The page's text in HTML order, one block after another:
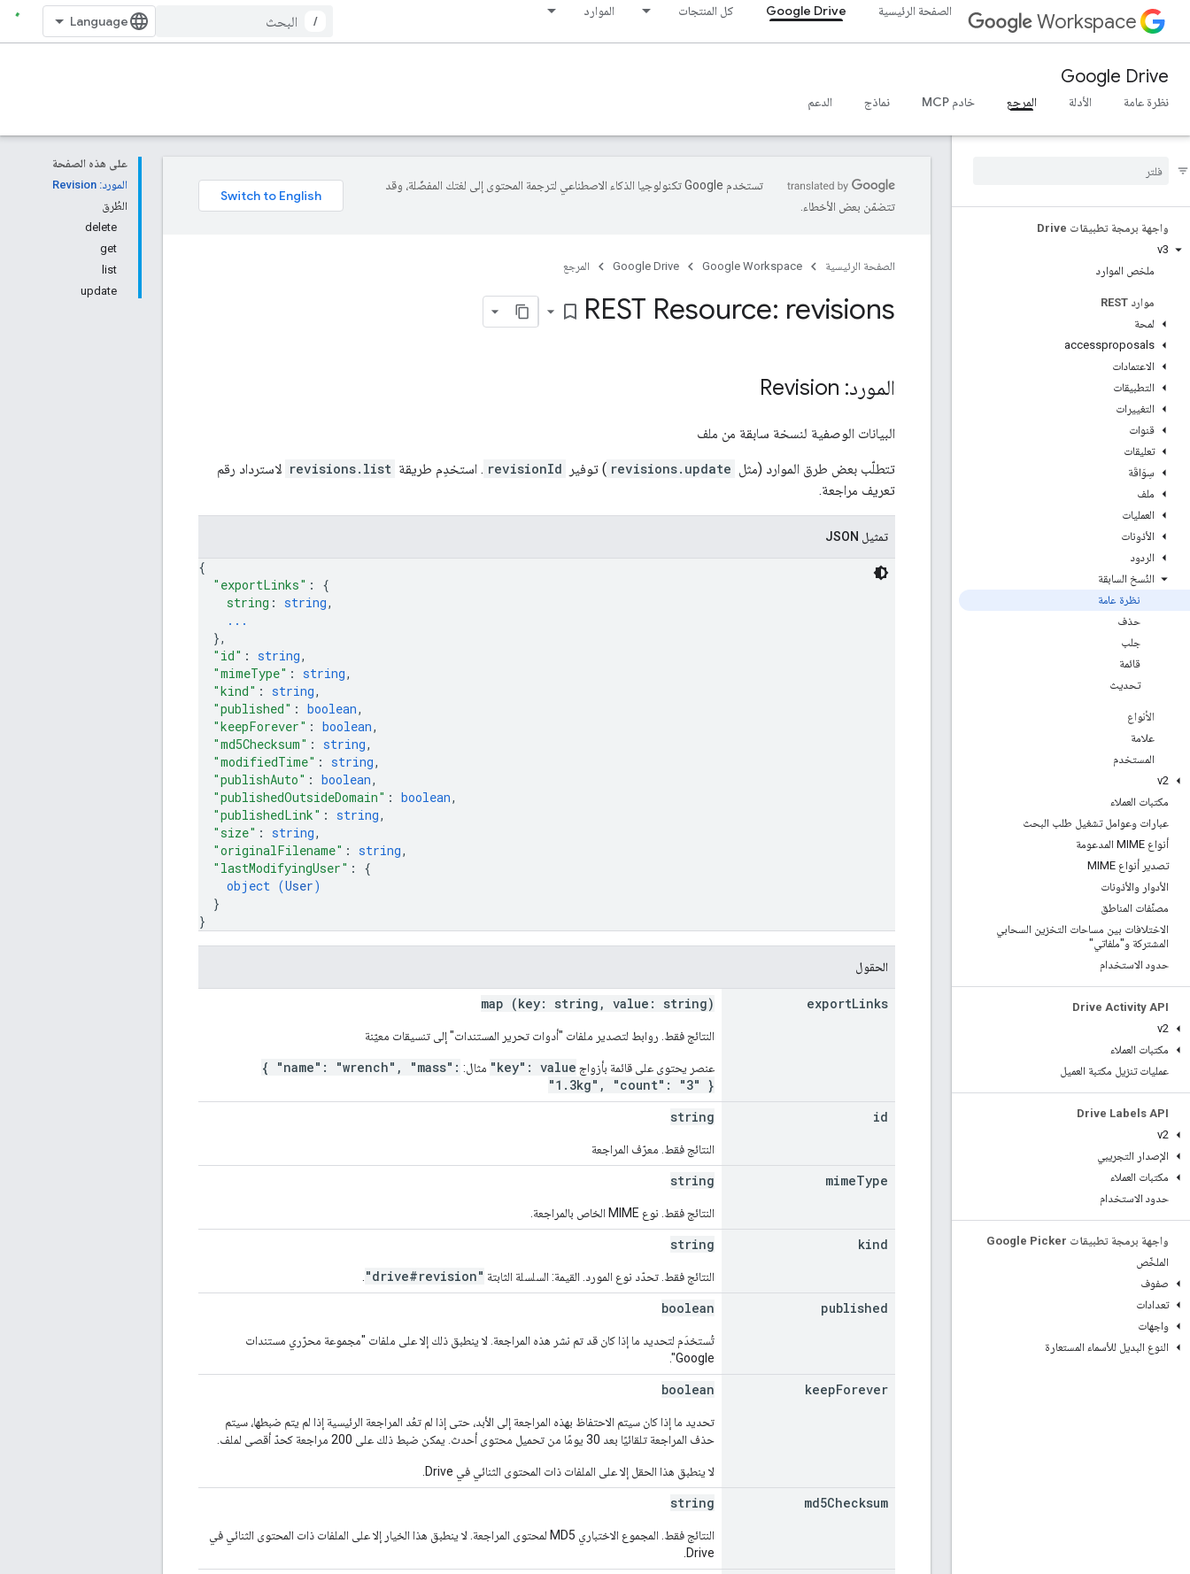
Workspace الصفحة الرئيسية Google Drive كل المنتجات الموارد
/
Google Drive
نظرة عامة الأدلة المرجع خادم MCP نماذج الدعم
واجهة برمجة تطبيقات Drive
v3
ملخص الموارد
موارد REST
لمحة
accessproposals
الاعتمادات
التطبيقات
التغييرات
قنوات
تعليقات
سِوَاقَة
ملف
العمليات
الأذونات
الردود
النُسخ السابقة
نظرة عامة
حذف
جلب
قائمة
تحديث
الأنواع
علامة
المستخدم
v2
مكتبات العملاء
عبارات وعوامل تشغيل طلب البحث
أنواع MIME المدعومة
تصدير أنواع MIME
الأدوار والأذونات
مصنِّفات المناطق
الاختلافات بين مساحات التخزين السحابي
المشتركة و"ملفاتي"
حدود الاستخدام
Drive Activity API
v2
مكتبات العملاء
عمليات تنزيل مكتبة العميل
Drive Labels API
v2
الإصدار التجريبي
مكتبات العملاء
حدود الاستخدام
واجهة برمجة تطبيقات Google Picker
الملخّص
صفوف
تعدادات
واجهات
النوع البديل للأسماء المستعارة
على هذه الصفحة
المورد: Revision
الطُرق
delete
get
list
update
تستخدم Google تكنولوجيا الذكاء الاصطناعي لترجمة المحتوى إلى لغتك المفضّلة، وقد
تتضمّن بعض الأخطاء.
الصفحة الرئيسية Google Workspace
Google Drive المرجع
REST Resource: revisions
bookmark_border
المورد: Revision
البيانات الوصفية لنسخة سابقة من ملف
تتطلّب بعض طرق الموارد (مثل revisions.update ) توفير revisionId . استخدِم طريقة revisions.list لاسترداد رقم
تعريف مراجعة.
تمثيل JSON
{
"exportLinks" : {
string : string,
...
},
"id" : string,
"mimeType" : string,
"kind" : string,
"published" : boolean,
"keepForever" : boolean,
"md5Checksum" : string,
"modifiedTime" : string,
"publishAuto" : boolean,
"publishedOutsideDomain" : boolean,
"publishedLink" : string,
"size" : string,
"originalFilename" : string,
"lastModifyingUser" : {
object (User)
}
}
الحقول
exportLinks
map (key: string, value: string)
النتائج فقط. روابط لتصدير ملفات "أدوات تحرير المستندات" إلى تنسيقات معيّنة
عنصر يحتوي على قائمة بأزواج "key": value مثال: { "name": "wrench", "mass":
"1.3kg", "count": "3" }
id
string
النتائج فقط. معرّف المراجعة
mimeType
string
النتائج فقط. نوع MIME الخاص بالمراجعة.
kind
string
النتائج فقط. تحدّد نوع المورد. القيمة: السلسلة الثابتة "drive#revision"
published
boolean
تُستخدَم لتحديد ما إذا كان قد تم نشر هذه المراجعة. لا ينطبق ذلك إلا على ملفات "مجموعة محرّري مستندات
Google".
keepForever
boolean
تحديد ما إذا كان سيتم الاحتفاظ بهذه المراجعة إلى الأبد، حتى إذا لم تعُد المراجعة الرئيسية إذا لم يتم ضبطها، سيتم
حذف المراجعة تلقائيًا بعد 30 يومًا من تحميل محتوى أحدث. يمكن ضبط ذلك على 200 مراجعة كحدّ أقصى لملف.
لا ينطبق هذا الحقل إلا على الملفات ذات المحتوى الثنائي في Drive.
md5Checksum
string
النتائج فقط. المجموع الاختباري MD5 لمحتوى المراجعة. لا ينطبق هذا الخيار إلا على الملفات ذات المحتوى الثنائي في
Drive.